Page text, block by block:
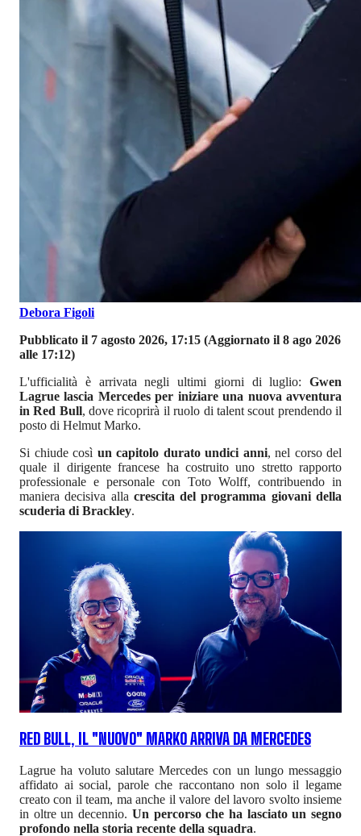
Debora Figoli
Pubblicato il 7 agosto 2026, 17:15 (Aggiornato il 8 ago 2026
alle 17:12)
L'ufficialità è arrivata negli ultimi giorni di luglio: Gwen
Lagrue lascia Mercedes per iniziare una nuova avventura
in Red Bull, dove ricoprirà il ruolo di talent scout prendendo il
posto di Helmut Marko.
Si chiude così un capitolo durato undici anni, nel corso del
quale il dirigente francese ha costruito uno stretto rapporto
professionale e personale con Toto Wolff, contribuendo in
maniera decisiva alla crescita del programma giovani della
scuderia di Brackley.
RED BULL, IL "NUOVO" MARKO ARRIVA DA MERCEDES
Lagrue ha voluto salutare Mercedes con un lungo messaggio
affidato ai social, parole che raccontano non solo il legame
creato con il team, ma anche il valore del lavoro svolto insieme
in oltre un decennio. Un percorso che ha lasciato un segno
profondo nella storia recente della squadra.